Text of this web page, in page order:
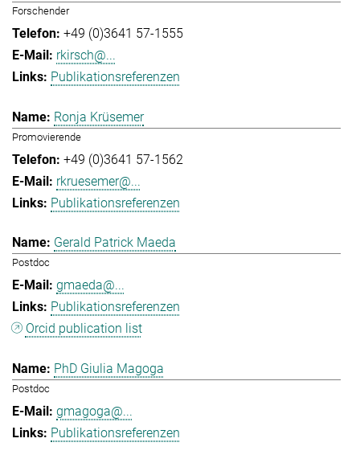
Forschender
+49 (0)3641 57-1555
rkirsch@...
Publikationsreferenzen
Ronja Krüsemer
Promovierende
+49 (0)3641 57-1562
rkruesemer@...
Publikationsreferenzen
Gerald Patrick Maeda
Postdoc
gmaeda@...
Publikationsreferenzen
Orcid publication list
PhD Giulia Magoga
Postdoc
gmagoga@...
Publikationsreferenzen